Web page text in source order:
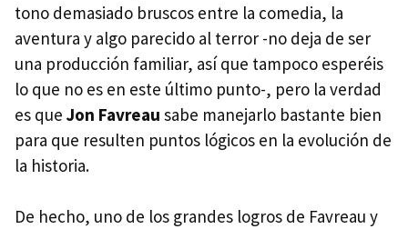
tono demasiado bruscos entre la comedia, la
aventura y algo parecido al terror -no deja de ser
una producción familiar, así que tampoco esperéis
lo que no es en este último punto-, pero la verdad
es que Jon Favreau sabe manejarlo bastante bien
para que resulten puntos lógicos en la evolución de
la historia.
De hecho, uno de los grandes logros de Favreau y